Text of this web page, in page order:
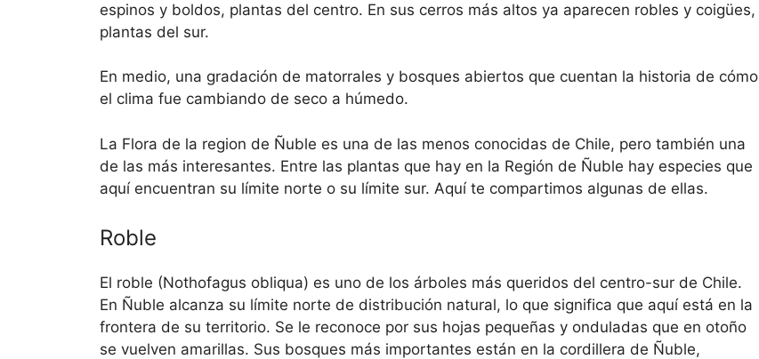
espinos y boldos, plantas del centro. En sus cerros más altos ya aparecen robles y coigües,
plantas del sur.
En medio, una gradación de matorrales y bosques abiertos que cuentan la historia de cómo
el clima fue cambiando de seco a húmedo.
La Flora de la region de Ñuble es una de las menos conocidas de Chile, pero también una
de las más interesantes. Entre las plantas que hay en la Región de Ñuble hay especies que
aquí encuentran su límite norte o su límite sur. Aquí te compartimos algunas de ellas.
Roble
El roble (Nothofagus obliqua) es uno de los árboles más queridos del centro-sur de Chile.
En Ñuble alcanza su límite norte de distribución natural, lo que significa que aquí está en la
frontera de su territorio. Se le reconoce por sus hojas pequeñas y onduladas que en otoño
se vuelven amarillas. Sus bosques más importantes están en la cordillera de Ñuble,